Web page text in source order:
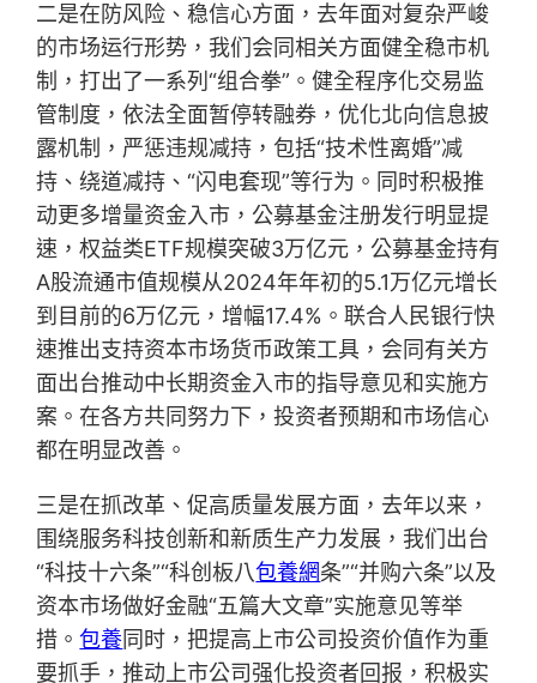
二是在防风险、稳信心方面，去年面对复杂严峻
的市场运行形势，我们会同相关方面健全稳市机
制，打出了一系列“组合拳”。健全程序化交易监
管制度，依法全面暂停转融券，优化北向信息披
露机制，严惩违规减持，包括“技术性离婚”减
持、绕道减持、“闪电套现”等行为。同时积极推
动更多增量资金入市，公募基金注册发行明显提
速，权益类ETF规模突破3万亿元，公募基金持有
A股流通市值规模从2024年年初的5.1万亿元增长
到目前的6万亿元，增幅17.4%。联合人民银行快
速推出支持资本市场货币政策工具，会同有关方
面出台推动中长期资金入市的指导意见和实施方
案。在各方共同努力下，投资者预期和市场信心
都在明显改善。
三是在抓改革、促高质量发展方面，去年以来，
围绕服务科技创新和新质生产力发展，我们出台
“科技十六条”“科创板八包養網条”“并购六条”以及
资本市场做好金融“五篇大文章”实施意见等举
措。包養同时，把提高上市公司投资价值作为重
要抓手，推动上市公司强化投资者回报，积极实